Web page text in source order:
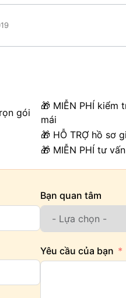
gói
🎁 MIỄN PHÍ kiểm
mái
🎁 HỖ TRỢ hồ sơ
🎁 MIỄN PHÍ tư
Bạn quan tâm
Yêu cầu của bạn